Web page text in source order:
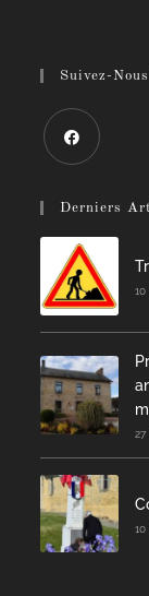
Suivez-
Derniers
10
27
10